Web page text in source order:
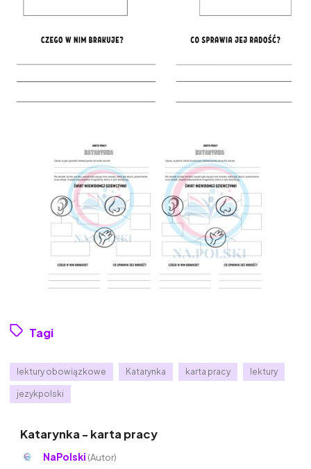
Tagi
lektury obowiązkowe Katarynka karta pracy lektury
jezykpolski
Katarynka - karta pracy
NaPolski (Autor)